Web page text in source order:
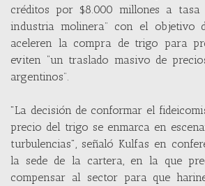
créditos por $8.000 millones a tasa
industria molinera” con el objetivo
aceleren la compra de trigo para
eviten “un traslado masivo de
argentinos”.
"La decisión de conformar el
precio del trigo se enmarca en
turbulencias", señaló Kulfas en
la sede de la cartera, en la que
compensar al sector para que